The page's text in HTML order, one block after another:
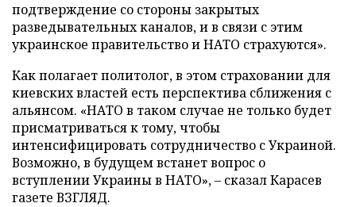
подтверждение со стороны закрытых
разведывательных каналов, и в связи с этим
украинское правительство и НАТО страхуются».
Как полагает политолог, в этом страховании для
киевских властей есть перспектива сближения с
альянсом. «НАТО в таком случае не только будет
присматриваться к тому, чтобы
интенсифицировать сотрудничество с Украиной.
Возможно, в будущем встанет вопрос о
вступлении Украины в НАТО»,– сказал Карасев
газете ВЗГЛЯД.